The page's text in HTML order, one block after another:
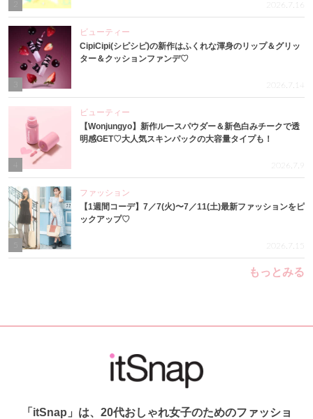
2026.7.16
3
ビューティー
CipiCipi(シピシピ)の新作はふくれな渾身のリップ＆グリッ
ター＆クッションファンデ♡
2026.7.14
4
ビューティー
【Wonjungyo】新作ルースパウダー＆新色白みチークで透
明感GET♡大人気スキンパックの大容量タイプも！
2026.7.9
ファッション
【1週間コーデ】7／7(火)〜7／11(土)最新ファッションをピ
ックアップ♡
2026.7.15
もっとみる
「itSnap」は、20代おしゃれ女子のためのファッショ